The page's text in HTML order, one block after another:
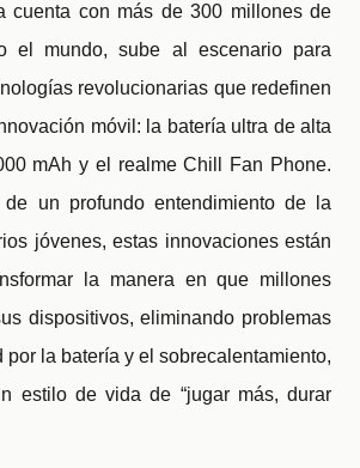
cuenta con más de 300 millones de
el mundo, sube al escenario para
revolucionarias que redefinen
móvil: la batería ultra de alta
mAh y el realme Chill Fan Phone.
un profundo entendimiento de la
jóvenes, estas innovaciones están
la manera en que millones
dispositivos, eliminando problemas
por la batería y el sobrecalentamiento,
estilo de vida de “jugar más, durar